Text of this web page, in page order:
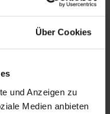
Über Cookies
und Anzeigen zu
Medien anbieten
vorbehalten) in
Abreisetag können
vorbehalten)
Land oder der Schweiz
die Buchung nicht